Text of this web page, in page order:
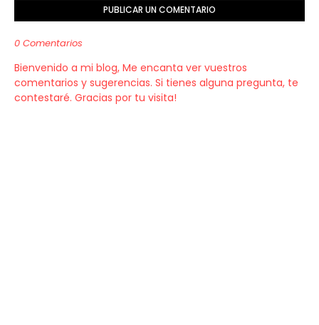
PUBLICAR UN COMENTARIO
0 Comentarios
Bienvenido a mi blog, Me encanta ver vuestros
comentarios y sugerencias. Si tienes alguna pregunta, te
contestaré. Gracias por tu visita!